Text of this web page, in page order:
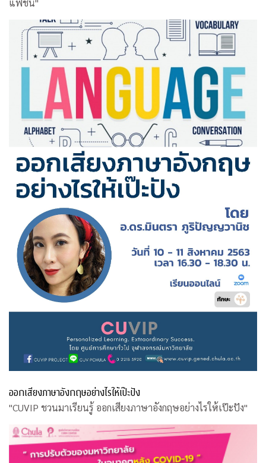
แฟชั่น"
ออกเสียงภาษาอังกฤษอย่างไรให้เป๊ะปัง
"CUVIP ชวนมาเรียนรู้ ออกเสียงภาษาอังกฤษอย่างไรให้เป๊ะปัง"